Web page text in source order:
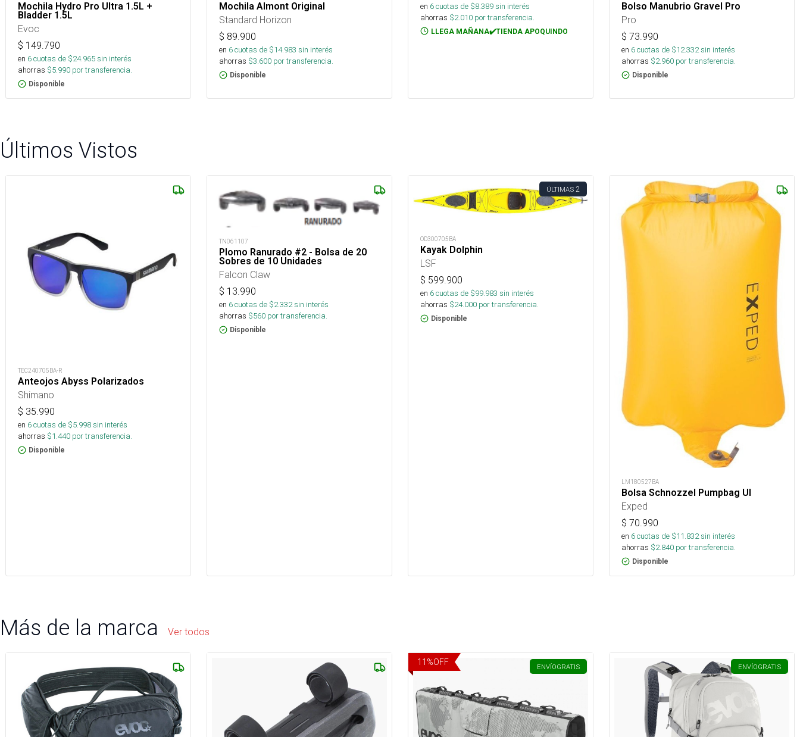
Mochila Hydro Pro Ultra 1.5L +
Bladder 1.5L
Evoc
$ 149.790
en 6cuotas de $24.965sin interés
ahorras $5.990 por transferencia.
Disponible
Mochila Almont Original
Standard Horizon
$ 89.900
en 6cuotas de $14.983 sin interés
ahorras $3.600 por transferencia.
Disponible
en 6cuotas de $8.389sin interés
ahorras $2.010 por transferencia.
LLEGA MAÑANA✔️TIENDA APOQUINDO
Bolso Manubrio Gravel Pro
Pro
$ 73.990
en 6cuotas de $12.332sin interés
ahorras $2.960 por transferencia.
Disponible
Últimos Vistos
TEC240705BA-R
Anteojos Abyss Polarizados
Shimano
$ 35.990
en 6cuotas de $5.998sin interés
ahorras $1.440 por transferencia.
Disponible
TN061107
Plomo Ranurado #2 - Bolsa de 20
Sobres de 10 Unidades
Falcon Claw
$ 13.990
en 6cuotas de $2.332sin interés
ahorras $560 por transferencia.
Disponible
ÚLTIMAS 2
OD300705BA
Kayak Dolphin
LSF
$ 599.900
en 6cuotas de $99.983 sin interés
ahorras $24.000 por transferencia.
Disponible
LM180527BA
Bolsa Schnozzel Pumpbag Ul
Exped
$ 70.990
en 6cuotas de $11.832sin interés
ahorras $2.840 por transferencia.
Disponible
Más de la marca Ver todos
11 %OFF ENVÍOGRATIS ENVÍOGRATIS